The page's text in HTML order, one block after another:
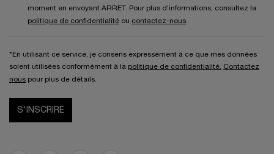
moment en envoyant ARRET. Pour plus d'informations, consultez la
politique de confidentialité ou contactez-nous
*En utilisant ce service, je consens expressément à ce que mes données
soient utilisées conformément à la politique de confidentialité.
Contactez
nous pour plus de détails.
S'INSCRIRE